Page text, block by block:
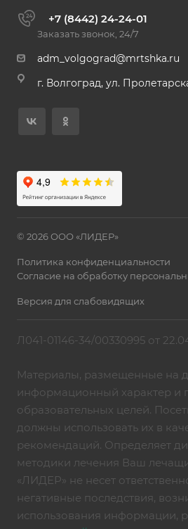
+7 (8442) 24-24-01
Заказать звонок, 24/7
adm_volgograd@mrtshka.ru
г. Волгоград, ул.
© 2026 ООО «ЛИДЕР»
Политика конфиденциальности
Согласие на обработку
Версия для слабовидящих
Л041-01146-34/00330995 от
Материалы, размещенные на
информационный характер и
образовательных целей.
должны использовать их в
рекомендаций. Определяет
методики лечения Ваш
«ЛИДЕР» не несет
негативные последствия,
использования информации,